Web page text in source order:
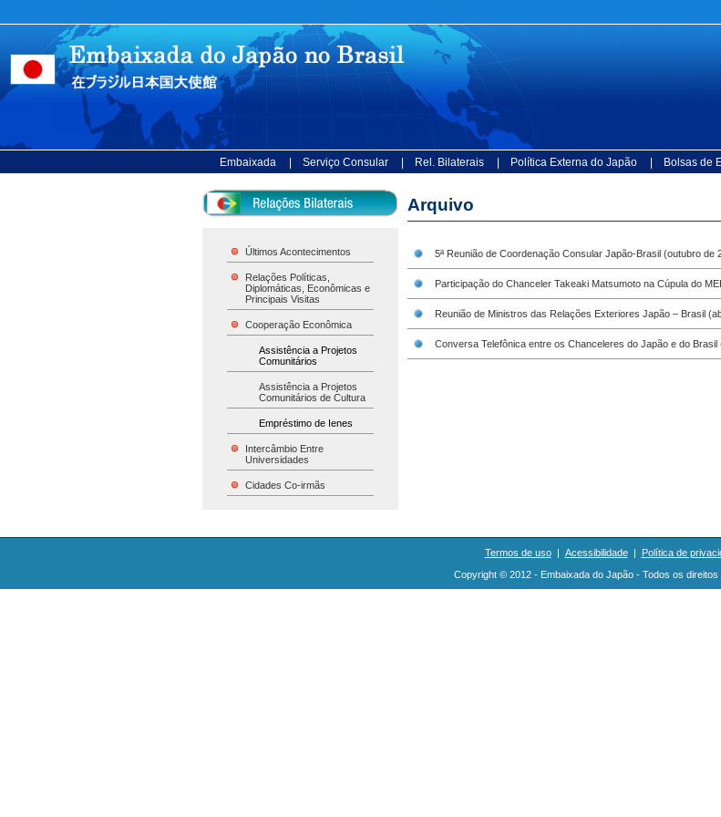
Embaixada | Serviço Consular | Rel. Bilaterais | Política Externa do Japão | Bolsas de
Últimos Acontecimentos
Relações Políticas,
Diplomáticas, Econômicas e
Principais Visitas
Cooperação Econômica
Assistência a Projetos
Comunitários
Assistência a Projetos
Comunitários de Cultura
Empréstimo de Ienes
Intercâmbio Entre
Universidades
Cidades Co-irmãs
Arquivo
5ª Reunião de Coordenação Consular Japão-Brasil (outubro de
Participação do Chanceler Takeaki Matsumoto na Cúpula do
Reunião de Ministros das Relações Exteriores Japão – Brasil
Conversa Telefônica entre os Chanceleres do Japão e do Brasil
Termos de uso| Acessibilidade|
Política de
Copyright © 2012 - Embaixada do Japão - Todos os